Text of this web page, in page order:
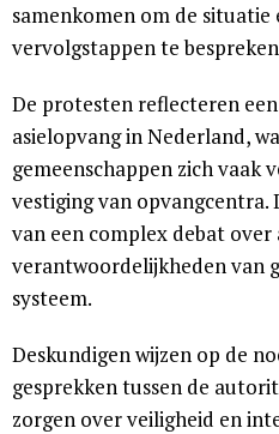
samenkomen om de situatie
vervolgstappen te
De protesten reflecteren
asielopvang in Nederland,
gemeenschappen zich vaak
vestiging van opvangcentra.
van een complex debat over
verantwoordelijkheden van
systeem.
Deskundigen wijzen op de
gesprekken tussen de
zorgen over veiligheid en